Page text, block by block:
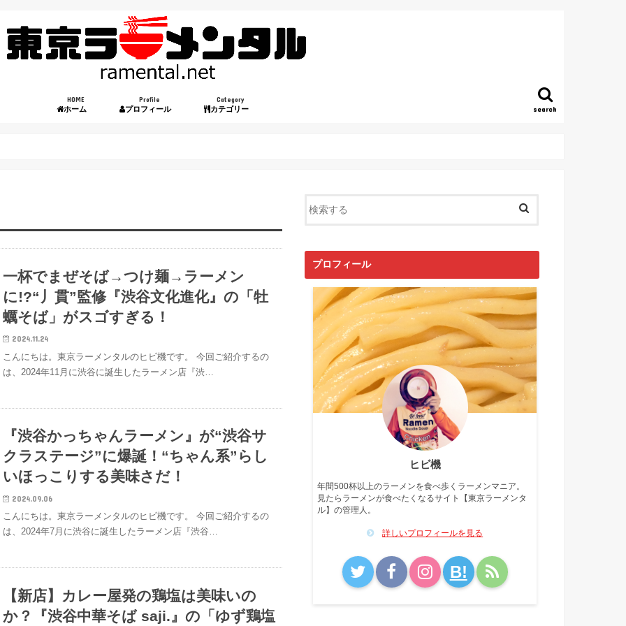
search
HOME
ホーム
Profile
プロフィール
Category
カテゴリー
一杯でまぜそば→つけ麺→ラーメン
に!?“丿貫”監修『渋谷文化進化』の「牡
蠣そば」がスゴすぎる！
2024.11.24
こんにちは。東京ラーメンタルのヒビ機です。 今回ご紹介するの
は、2024年11月に渋谷に誕生したラーメン店『渋…
『渋谷かっちゃんラーメン』が“渋谷サ
クラステージ”に爆誕！“ちゃん系”らし
いほっこりする美味さだ！
2024.09.06
こんにちは。東京ラーメンタルのヒビ機です。 今回ご紹介するの
は、2024年7月に渋谷に誕生したラーメン店『渋谷…
【新店】カレー屋発の鶏塩は美味いの
か？『渋谷中華そば saji.』の「ゆず鶏塩
プロフィール
ヒビ機
年間500杯以上のラーメンを食べ歩くラーメンマニア。
見たらラーメンが食べたくなるサイト【東京ラーメンタ
ル】の管理人。
詳しいプロフィールを見る
B!